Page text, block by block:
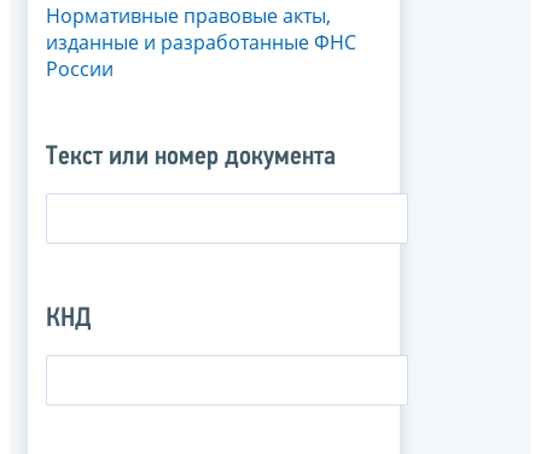
Нормативные правовые акты,
изданные и разработанные ФНС
России
Текст или номер документа
КНД